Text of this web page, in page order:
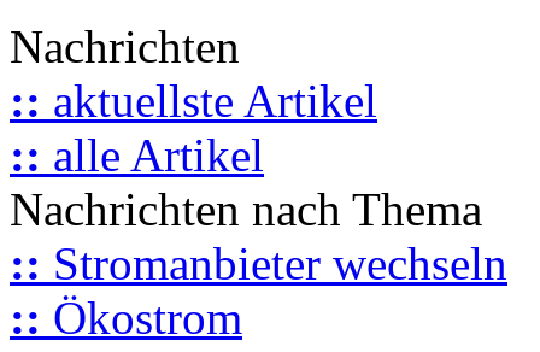
Nachrichten
:: aktuellste Artikel
:: alle Artikel
Nachrichten nach Thema
:: Stromanbieter wechseln
:: Ökostrom